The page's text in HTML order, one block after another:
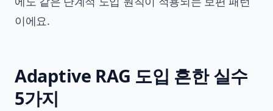
이에요.
Adaptive RAG 도입 흔한 실수
5가지